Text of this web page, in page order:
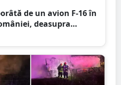
de un avion F-16 în
deasupra